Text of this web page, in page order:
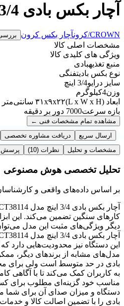
آچار بکس بادی 3/4 اینچ مدل CT38114 کرون
CROWN/کرون آچار بکس کرون
مشخصات اصلی کالا
ویژگی های کلیدی کالا
منبع تغذیهبادی
نوع بکس بادیتفنگی
سایز درایو3/4 اینچ
وزن4کیلوگرم
ابعاد (L x W x H)
۳۱x۹x۲۲ سانتی‌متر
بازه سرعت7000 دور بر دقیقه
مشاهده تمام مشخصات فنی ←
ارسال سریع
دریافت مشاوره تخصصی
مشخصات و تحلیل
نظرات (10) پرسش
تحلیل تخصصی هوش مصنوعی
بر اساس داده‌های واقعی و
کارهای سنگین تضمین می‌کند. این
دیگر ویژگی‌های مثبت این مدل
این دستگاه نیز محدودیت‌هایی
مدل‌های مشابه از برندهای دیگر،
بادی در حد متوسط است ولی برای
مناسب خود گزینه‌ای مطلوب برای
دستگاه و میزان صدای آن برای شما
بادی را با تضمین اصالت کالا و